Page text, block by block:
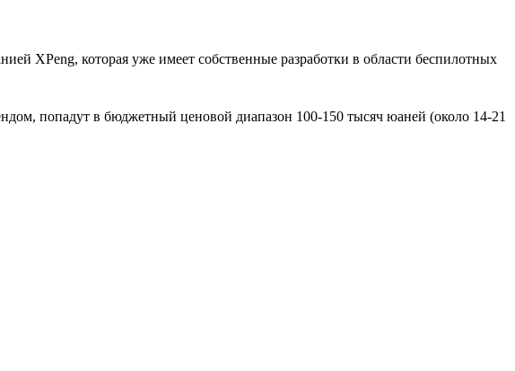
XPeng, которая уже имеет собственные разработки в области беспилотных
попадут в бюджетный ценовой диапазон 100-150 тысяч юаней (около 14-21